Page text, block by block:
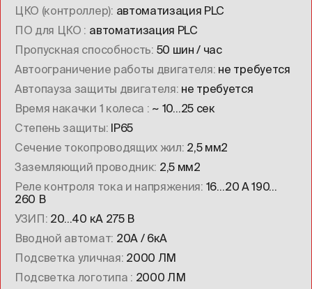
ЦКО (контроллер) автоматизация PLC
ПО для ЦКО
автоматизация PLC
Пропускная способность 50 шин / час
Автоограничение работы двигателя не требуется
Автопауза защиты двигателя не требуется
Время накачки 1 колеса
~ 10…25 сек
Степень защиты IP65
Сечение токопроводящих жил 2,5 мм2
Заземляющий проводник 2,5 мм2
Реле контроля тока и напряжения 16…20 А 190…
260 В
УЗИП 20…40 кА 275 В
Вводной автомат 20А / 6кА
Подсветка уличная 2000 ЛМ
Подсветка логотипа
2000 ЛМ